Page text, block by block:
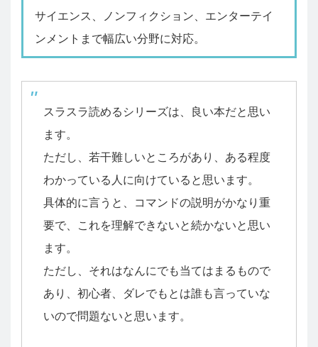
サイエンス、ノンフィクション、エンターテイ
ンメントまで幅広い分野に対応。
スラスラ読めるシリーズは、良い本だと思い
ます。
ただし、若干難しいところがあり、ある程度
わかっている人に向けていると思います。
具体的に言うと、コマンドの説明がかなり重
要で、これを理解できないと続かないと思い
ます。
ただし、それはなんにでも当てはまるもので
あり、初心者、ダレでもとは誰も言っていな
いので問題ないと思います。